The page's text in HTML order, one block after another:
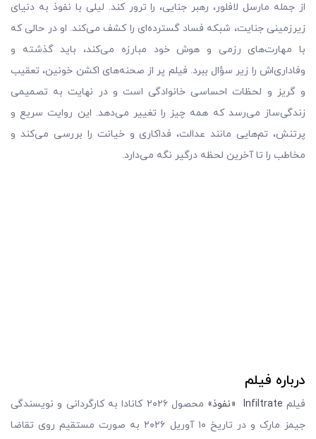
از جمله مارسل لافلور، رهبر جنایی، را ترور کند. لیلی با نفوذ به دنیای
زیرزمینی جنایت، شبکه فساد گسترده‌ای را کشف می‌کند. او در حالی که
با مهارت‌های رزمی و هوش خود مبارزه می‌کند، باید گذشته و
وفاداری‌اش را زیر سؤال ببرد. فیلم پر از صحنه‌های اکشن خونین، تعقیب
و گریز و لحظات احساسی خانوادگی است و در نهایت به تصمیمی
زندگی‌ساز می‌رسد که همه چیز را تغییر می‌دهد. این روایت سریع و
پرتنش، تم‌هایی مانند عدالت، فداکاری و خیانت را بررسی می‌کند و
مخاطب را تا آخرین لحظه درگیر نگه می‌دارد.
درباره فیلم
فیلمInfiltrate «نفوذ»
محصول ۲۰۲۶ کانادا به کارگردانی و نویسندگی
جیمز مارک و در تاریخ ۱۰ آوریل ۲۰۲۶ به صورت مستقیم روی تقاضا